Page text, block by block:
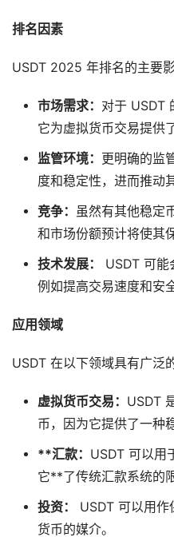
排名因素
USDT 2025 年排名的主要影
市场需求： 对于 USDT
它为虚拟货币交易提供
监管环境： 更明确的监
度和稳定性，进而推动
竞争：
虽然有其他稳定
和市场份额预计将使其
技术发展：
USDT 可能
例如提高交易速度和安
应用领域
USDT 在以下领域具有广泛
虚拟货币交易： USDT
币，因为它提供了一种
**汇款： USDT 可以用
它**了传统汇款系统的
投资：
USDT 可以用作
货币的媒介。